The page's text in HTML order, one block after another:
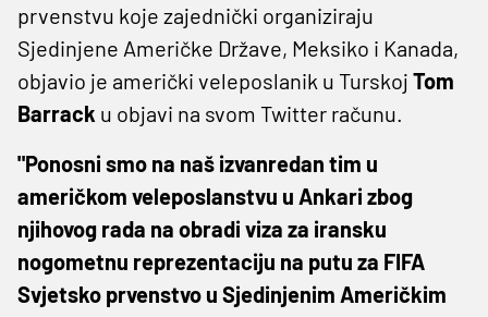
prvenstvu koje zajednički organiziraju
Sjedinjene Američke Države, Meksiko i Kanada,
objavio je američki veleposlanik u Turskoj Tom
Barrack u objavi na svom Twitter računu.
"Ponosni smo na naš izvanredan tim u
američkom veleposlanstvu u Ankari zbog
njihovog rada na obradi viza za iransku
nogometnu reprezentaciju na putu za FIFA
Svjetsko prvenstvo u Sjedinjenim Američkim